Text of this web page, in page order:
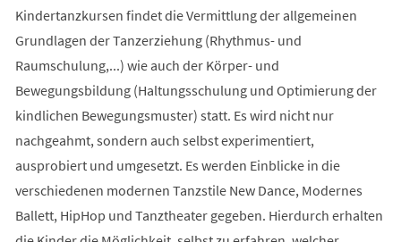
Kindertanzkursen findet die Vermittlung der allgemeinen
Grundlagen der Tanzerziehung (Rhythmus- und
Raumschulung,...) wie auch der Körper- und
Bewegungsbildung (Haltungsschulung und Optimierung der
kindlichen Bewegungsmuster) statt. Es wird nicht nur
nachgeahmt, sondern auch selbst experimentiert,
ausprobiert und umgesetzt. Es werden Einblicke in die
verschiedenen modernen Tanzstile New Dance, Modernes
Ballett, HipHop und Tanztheater gegeben. Hierdurch erhalten